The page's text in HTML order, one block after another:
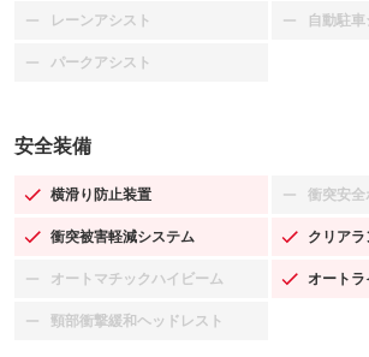
レーンアシスト
：装備なし 自動駐
：装備な
パークアシスト
：装備なし
安全装備
横滑り防止装置
：装備あり 衝突安全
：装備な
衝突被害軽減システム
：装備あり クリア
：装備あ
オートマチックハイビーム
：装備なし オートラ
：装備あ
頸部衝撃緩和ヘッドレスト
：装備なし